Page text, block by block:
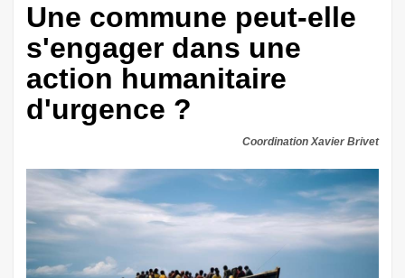
Une commune peut-elle
s'engager dans une
action humanitaire
d'urgence ?
Coordination Xavier Brivet